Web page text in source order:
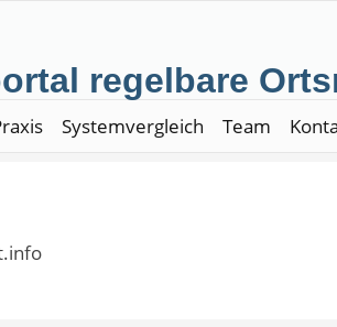
regelbare
Systemvergleich Team